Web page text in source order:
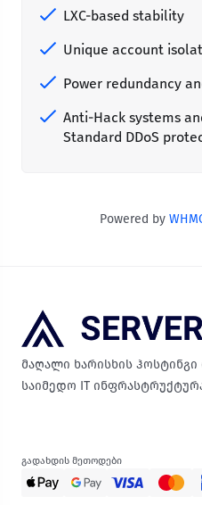
LXC-based stability
Unique account
Power redundancy
Anti-Hack systems
Standard DDoS
Powered by
მაღალი ხარისხის ჰოსტინგი
საიმედო IT
გადახდის მეთოდები